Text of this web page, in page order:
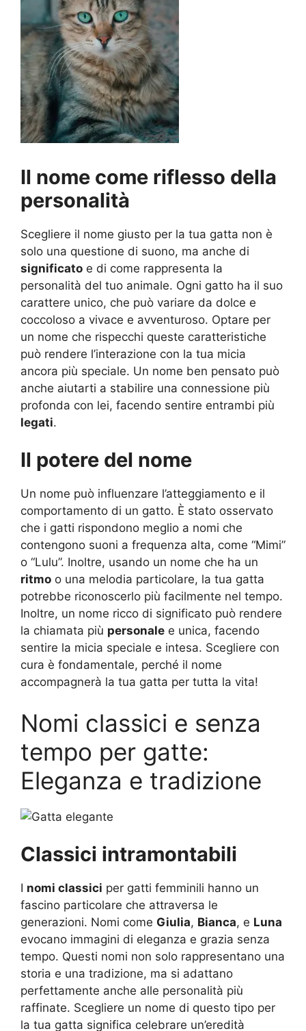
Il nome come riflesso della
personalità
Scegliere il nome giusto per la tua gatta non è
solo una questione di suono, ma anche di
significato e di come rappresenta la
personalità del tuo animale. Ogni gatto ha il suo
carattere unico, che può variare da dolce e
coccoloso a vivace e avventuroso. Optare per
un nome che rispecchi queste caratteristiche
può rendere l’interazione con la tua micia
ancora più speciale. Un nome ben pensato può
anche aiutarti a stabilire una connessione più
profonda con lei, facendo sentire entrambi più
legati.
Il potere del nome
Un nome può influenzare l’atteggiamento e il
comportamento di un gatto. È stato osservato
che i gatti rispondono meglio a nomi che
contengono suoni a frequenza alta, come “Mimi”
o “Lulu”. Inoltre, usando un nome che ha un
ritmo o una melodia particolare, la tua gatta
potrebbe riconoscerlo più facilmente nel tempo.
Inoltre, un nome ricco di significato può rendere
la chiamata più personale e unica, facendo
sentire la micia speciale e intesa. Scegliere con
cura è fondamentale, perché il nome
accompagnerà la tua gatta per tutta la vita!
Nomi classici e senza
tempo per gatte:
Eleganza e tradizione
Classici intramontabili
I nomi classici per gatti femminili hanno un
fascino particolare che attraversa le
generazioni. Nomi come Giulia, Bianca, e Luna
evocano immagini di eleganza e grazia senza
tempo. Questi nomi non solo rappresentano una
storia e una tradizione, ma si adattano
perfettamente anche alle personalità più
raffinate. Scegliere un nome di questo tipo per
la tua gatta significa celebrare un’eredità